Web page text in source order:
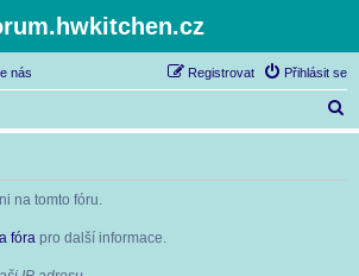
nás Přihlásit se
Registrovat
l
na tomto fóru.
fóra pro další informace.